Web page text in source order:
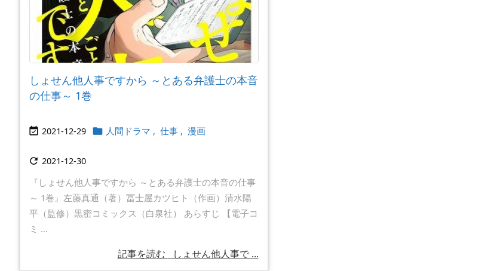
しょせん他人事ですから ～とある弁護士の本音
の仕事～ 1巻
 2021-12-29  人間ドラマ , 仕事 , 漫画
 2021-12-30
『しょせん他人事ですから ～とある弁護士の本音の仕事
～ 1巻』左藤真通（著）冨士屋カツヒト（作画）清水陽
平（監修）黒密コミックス（白泉社） あらすじ 【電子コ
ミ ...
記事を読む しょせん他人事で ...